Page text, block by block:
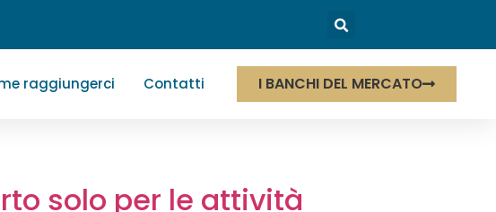
raggiungerci Contatti I BANCHI DEL MERCATO
solo per le attività